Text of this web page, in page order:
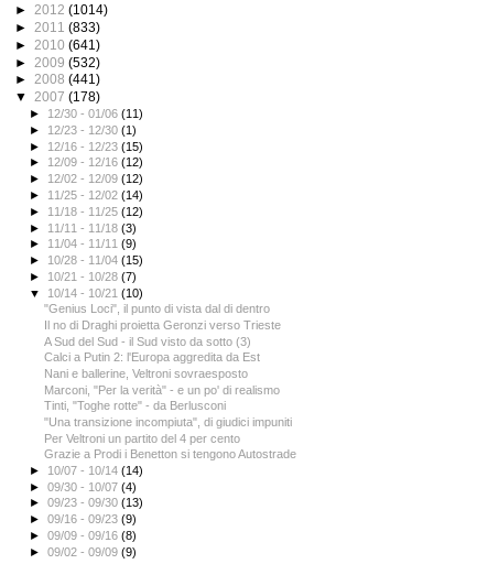
► 2012 (1014)
► 2011 (833)
► 2010 (641)
► 2009 (532)
► 2008 (441)
▼ 2007 (178)
► 12/30 - 01/06(11)
► 12/23 - 12/30(1)
► 12/16 - 12/23(15)
► 12/09 - 12/16(12)
► 12/02 - 12/09(12)
► 11/25 - 12/02(14)
► 11/18 - 11/25(12)
► 11/11 - 11/18(3)
► 11/04 - 11/11(9)
► 10/28 - 11/04(15)
► 10/21 - 10/28(7)
▼ 10/14 - 10/21(10)
"Genius Loci", il punto di vista dal di dentro
Il no di Draghi proietta Geronzi verso Trieste
A Sud del Sud - il Sud visto da sotto (3)
Calci a Putin 2: l'Europa aggredita da Est
Nani e ballerine, Veltroni sovraesposto
Marconi, "Per la verità" - e un po' di realismo
Tinti, "Toghe rotte" - da Berlusconi
"Una transizione incompiuta", di giudici impuniti
Per Veltroni un partito del 4 per cento
Grazie a Prodi i Benetton si tengono Autostrade
► 10/07 - 10/14(14)
►09/30 - 10/07(4)
►09/23 - 09/30(13)
►09/16 - 09/23(9)
►09/09 - 09/16(8)
►09/02 - 09/09(9)